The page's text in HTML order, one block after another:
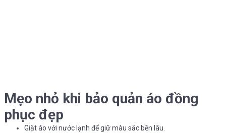
Mẹo nhỏ khi bảo quản áo đồng
phục đẹp
Giặt áo với nước lạnh để giữ màu sắc bền lâu.